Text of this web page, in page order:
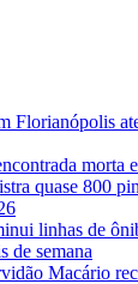
Florianópolis
morta
quase 800
linhas de
de semana
Macário